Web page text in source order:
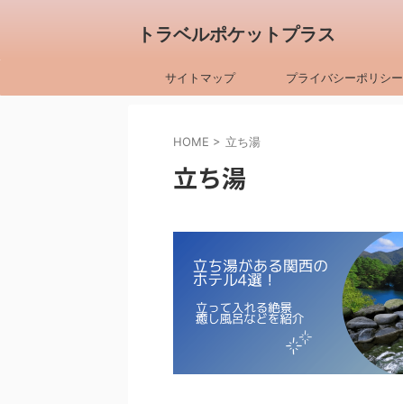
トラベルポケットプラス
サイトマップ プライバシーポリシー
HOME > 立ち湯
立ち湯